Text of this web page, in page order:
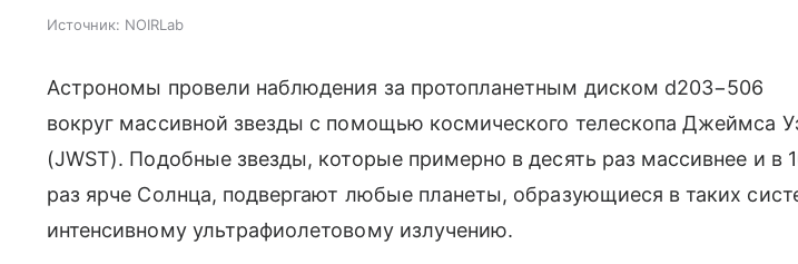
Источник: NOIRLab
Астрономы провели наблюдения за протопланетным диском d203−506
вокруг массивной звезды с помощью космического телескопа Джеймса
(JWST). Подобные звезды, которые примерно в десять раз массивнее и в
раз ярче Солнца, подвергают любые планеты, образующиеся в таких
интенсивному ультрафиолетовому излучению.